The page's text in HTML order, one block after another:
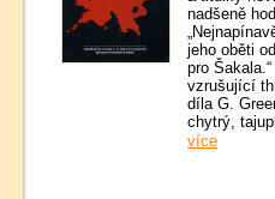
nadšeně
jeho oběti
pro
vzrušující
díla G.
chytrý,
více